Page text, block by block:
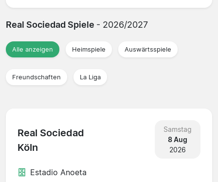
Real Sociedad Spiele - 2026/2027
Alle anzeigen Heimspiele Auswärtsspiele
Freundschaften La Liga
Real Sociedad
Köln
Samstag
8 Aug
2026
Estadio Anoeta